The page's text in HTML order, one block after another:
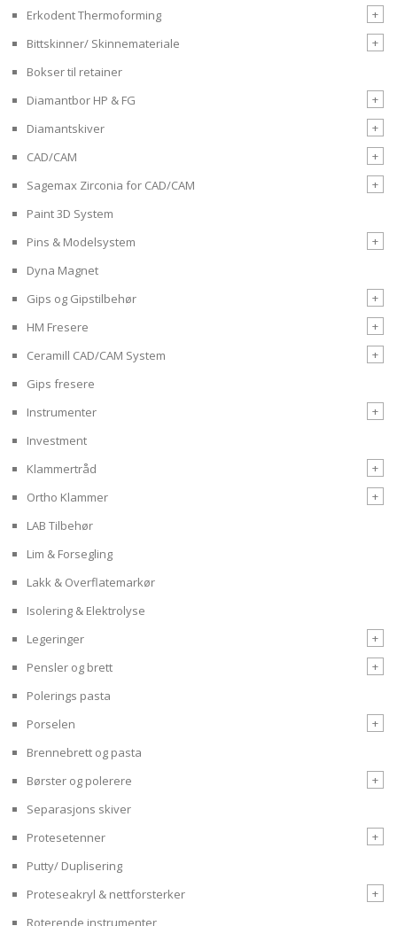
Erkodent Thermoforming
+
Bittskinner/ Skinnemateriale
+
Bokser til retainer
Diamantbor HP & FG
+
Diamantskiver
+
CAD/CAM
+
Sagemax Zirconia for CAD/CAM
+
Paint 3D System
Pins & Modelsystem
+
Dyna Magnet
Gips og Gipstilbehør
+
HM Fresere
+
Ceramill CAD/CAM System
+
Gips fresere
Instrumenter
+
Investment
Klammertråd
+
Ortho Klammer
+
LAB Tilbehør
Lim & Forsegling
Lakk & Overflatemarkør
Isolering & Elektrolyse
Legeringer
+
Pensler og brett
+
Polerings pasta
Porselen
+
Brennebrett og pasta
Børster og polerere
+
Separasjons skiver
Protesetenner
+
Putty/ Duplisering
Proteseakryl & nettforsterker
+
Roterende instrumenter